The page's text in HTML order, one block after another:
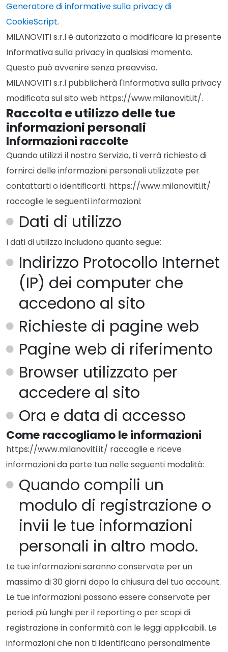
Generatore di informative sulla privacy di
CookieScript.
MILANOVITI s.r.l è autorizzata a modificare la presente
Informativa sulla privacy in qualsiasi momento.
Questo può avvenire senza preavviso.
MILANOVITI s.r.l pubblicherà l'Informativa sulla privacy
modificata sul sito web https://www.milanoviti.it/.
Raccolta e utilizzo delle tue
informazioni personali
Informazioni raccolte
Quando utilizzi il nostro Servizio, ti verrà richiesto di
fornirci delle informazioni personali utilizzate per
contattarti o identificarti. https://www.milanoviti.it/
raccoglie le seguenti informazioni:
Dati di utilizzo
I dati di utilizzo includono quanto segue:
Indirizzo Protocollo Internet
(IP) dei computer che
accedono al sito
Richieste di pagine web
Pagine web di riferimento
Browser utilizzato per
accedere al sito
Ora e data di accesso
Come raccogliamo le informazioni
https://www.milanoviti.it/ raccoglie e riceve
informazioni da parte tua nelle seguenti modalità:
Quando compili un
modulo di registrazione o
invii le tue informazioni
personali in altro modo.
Le tue informazioni saranno conservate per un
massimo di 30 giorni dopo la chiusura del tuo account.
Le tue informazioni possono essere conservate per
periodi più lunghi per il reporting o per scopi di
registrazione in conformità con le leggi applicabili. Le
informazioni che non ti identificano personalmente